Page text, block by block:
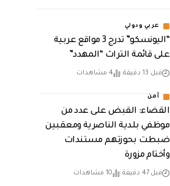
عربي ودولي
“اليونسكو” تدرج 3 مواقع عربية
على قائمة التراث “المهدد”
قبل 13 دقيقة 4 مشاهدات
أمن
القضاء: القبض على عدد من
موظفي بلدية الناصرية ومعقبين
ضبطت بحوزتهم مستندات
وأختام مزورة
قبل 47 دقيقة 10 مشاهدات